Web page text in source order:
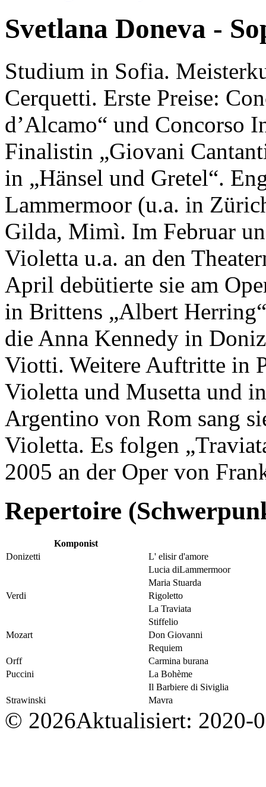
Svetlana Doneva -
Studium in Sofia.
Cerquetti. Erste Preise:
d’Alcamo“ und Concorso
Finalistin „Giovani
in „Hänsel und Gretel“.
Lammermoor (u.a. in
Gilda, Mimì. Im Februar
Violetta u.a. an den
April debütierte sie am
in Brittens „Albert
die Anna Kennedy in
Viotti. Weitere Auftritte in
Violetta und Musetta und
Argentino von Rom sang
Violetta. Es folgen
2005 an der Oper von
Repertoire
Komponist
Donizetti
L' elisir d'amore
Lucia diLammermoor
Maria Stuarda
Verdi
Rigoletto
La Traviata
Stiffelio
Mozart
Don Giovanni
Requiem
Orff
Carmina burana
Puccini
La Bohème
Il Barbiere di Siviglia
Strawinski
Mavra
© 2026Aktualisiert: 2020-